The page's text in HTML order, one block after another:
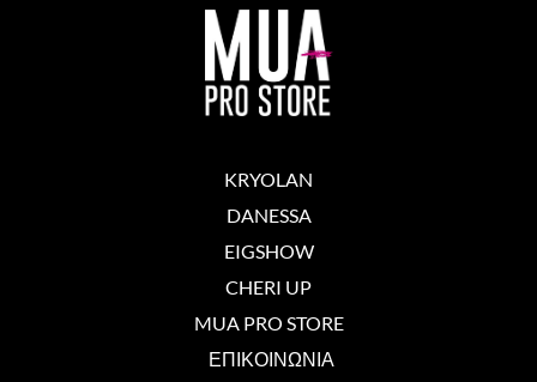
KRYOLAN
DANESSA
EIGSHOW
CHERI UP
MUA PRO STORE
ΕΠΙΚΟΙΝΩΝΙΑ